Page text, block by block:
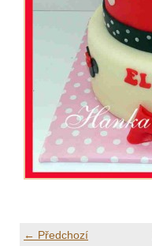
← Předchozí